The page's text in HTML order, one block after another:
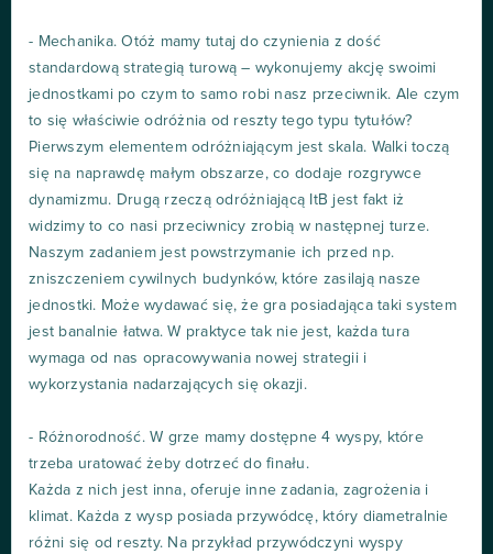
- Mechanika. Otóż mamy tutaj do czynienia z dość
standardową strategią turową – wykonujemy akcję swoimi
jednostkami po czym to samo robi nasz przeciwnik. Ale czym
to się właściwie odróżnia od reszty tego typu tytułów?
Pierwszym elementem odróżniającym jest skala. Walki toczą
się na naprawdę małym obszarze, co dodaje rozgrywce
dynamizmu. Drugą rzeczą odróżniającą ItB jest fakt iż
widzimy to co nasi przeciwnicy zrobią w następnej turze.
Naszym zadaniem jest powstrzymanie ich przed np.
zniszczeniem cywilnych budynków, które zasilają nasze
jednostki. Może wydawać się, że gra posiadająca taki system
jest banalnie łatwa. W praktyce tak nie jest, każda tura
wymaga od nas opracowywania nowej strategii i
wykorzystania nadarzających się okazji.
- Różnorodność. W grze mamy dostępne 4 wyspy, które
trzeba uratować żeby dotrzeć do finału.
Każda z nich jest inna, oferuje inne zadania, zagrożenia i
klimat. Każda z wysp posiada przywódcę, który diametralnie
różni się od reszty. Na przykład przywódczyni wyspy